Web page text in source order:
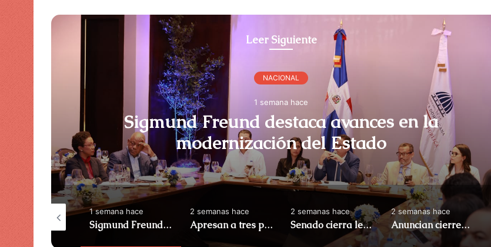
Leer Siguiente
NACIONAL
1 semana hace
Sigmund Freund destaca avances en la
modernización del Estado
hace 1 semana hace
Sigmund Freund destaca avances en la modernización del Estado
2 semanas hace
Apresan a tres por maniobras temerarias en motocicletas
2 semanas hace
Senado cierra legislatura con 122 leyes aprobadas
2 semanas hace
Anuncian cierres en el Malecón por Juegos Centroamericanos